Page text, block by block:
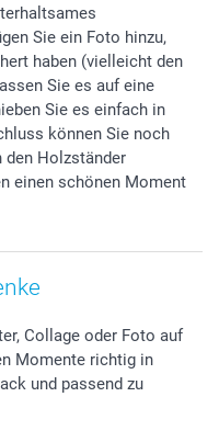
Sie ein Foto hinzu,
haben (vielleicht den
Sie es auf eine
Sie es einfach in
können Sie noch
den Holzständer
einen schönen Moment
Collage oder Foto auf
Momente richtig in
und passend zu